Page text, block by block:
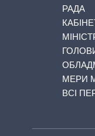
РАДА
МЕРИ
ВСІ